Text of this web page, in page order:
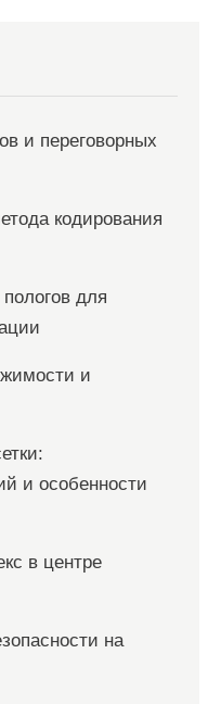
и переговорных
кодирования
для
и
и особенности
в центре
на